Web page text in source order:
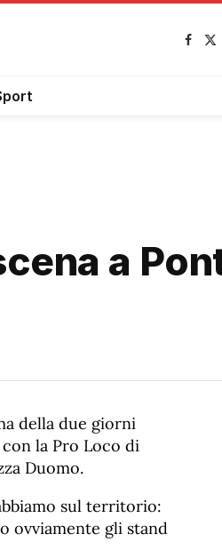
X
a
della due giorni
la Pro Loco di
Duomo.
sul territorio:
ovviamente gli stand